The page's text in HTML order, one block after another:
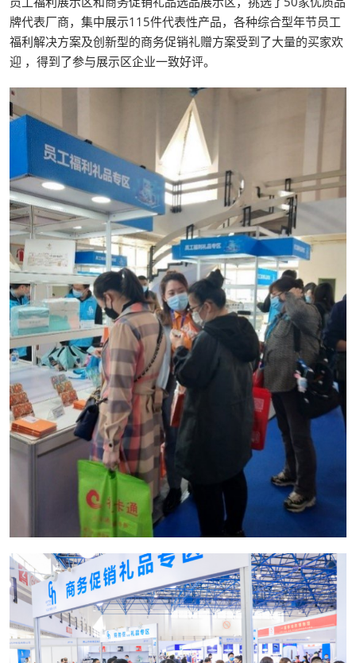
牌代表厂商，集中展示115件代表性产品，各种综合型年节员工
福利解决方案及创新型的商务促销礼赠方案受到了大量的买家欢
迎 ，得到了参与展示区企业一致好评。